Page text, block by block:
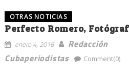
OTRAS NOTICIAS
Perfecto Romero,
enero 4, 2016
Redacción
Cubaperiodistas
Comment(0)